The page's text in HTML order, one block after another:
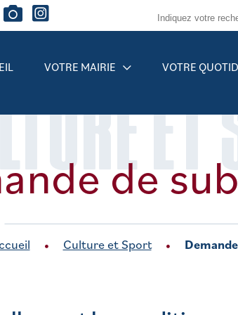
VOTRE MAIRIE VOTRE
ET
de
Culture et Sport